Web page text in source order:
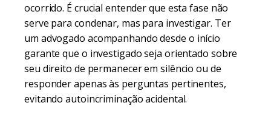
ocorrido. É crucial entender que esta fase não
serve para condenar, mas para investigar. Ter
um advogado acompanhando desde o início
garante que o investigado seja orientado sobre
seu direito de permanecer em silêncio ou de
responder apenas às perguntas pertinentes,
evitando autoincriminação acidental.